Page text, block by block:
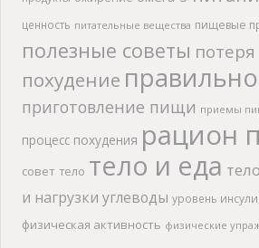
ценность питательные вещества пищевые
полезные советы потеря
похудение
приготовление пищи приемы
процесс похудения рацион
совет тело тело и еда
и нагрузки углеводы уровень
физическая активность физические